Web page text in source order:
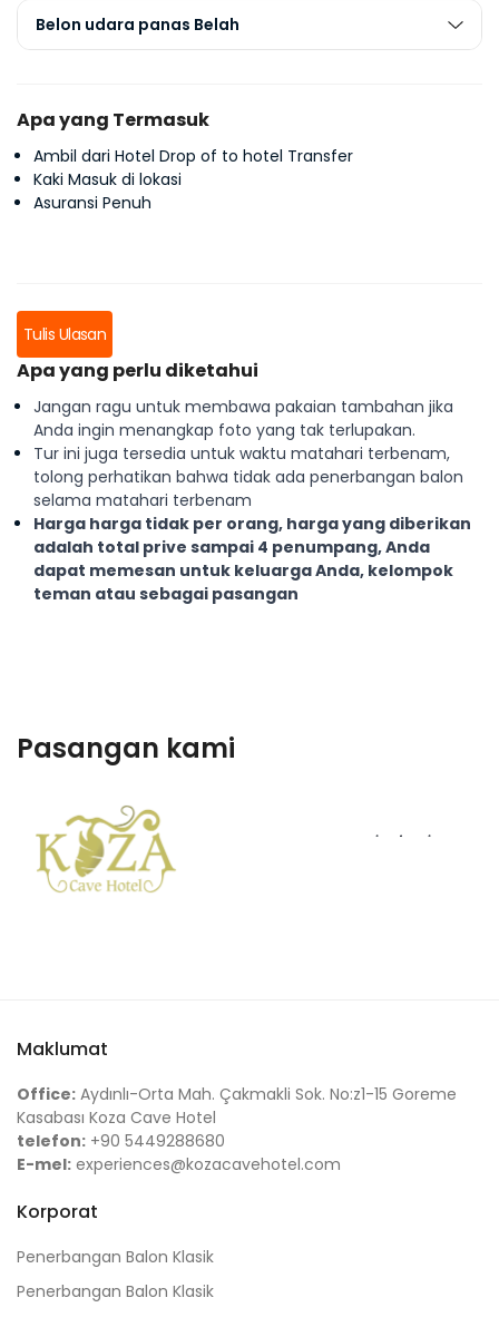
Belon udara panas Belah
Apa yang Termasuk
Ambil dari Hotel Drop of to hotel Transfer
Kaki Masuk di lokasi
Asuransi Penuh
Tulis Ulasan
Apa yang perlu diketahui
Jangan ragu untuk membawa pakaian tambahan jika
Anda ingin menangkap foto yang tak terlupakan.
Tur ini juga tersedia untuk waktu matahari terbenam,
tolong perhatikan bahwa tidak ada penerbangan balon
selama matahari terbenam
Harga harga tidak per orang, harga yang diberikan
adalah total prive sampai 4 penumpang, Anda
dapat memesan untuk keluarga Anda, kelompok
teman atau sebagai pasangan
Pasangan kami
Maklumat
Office: Aydınlı-Orta Mah. Çakmakli Sok. No:z1-15 Goreme
Kasabası Koza Cave Hotel
telefon: +90 5449288680
E-mel: experiences@kozacavehotel.com
Korporat
Penerbangan Balon Klasik
Penerbangan Balon Klasik